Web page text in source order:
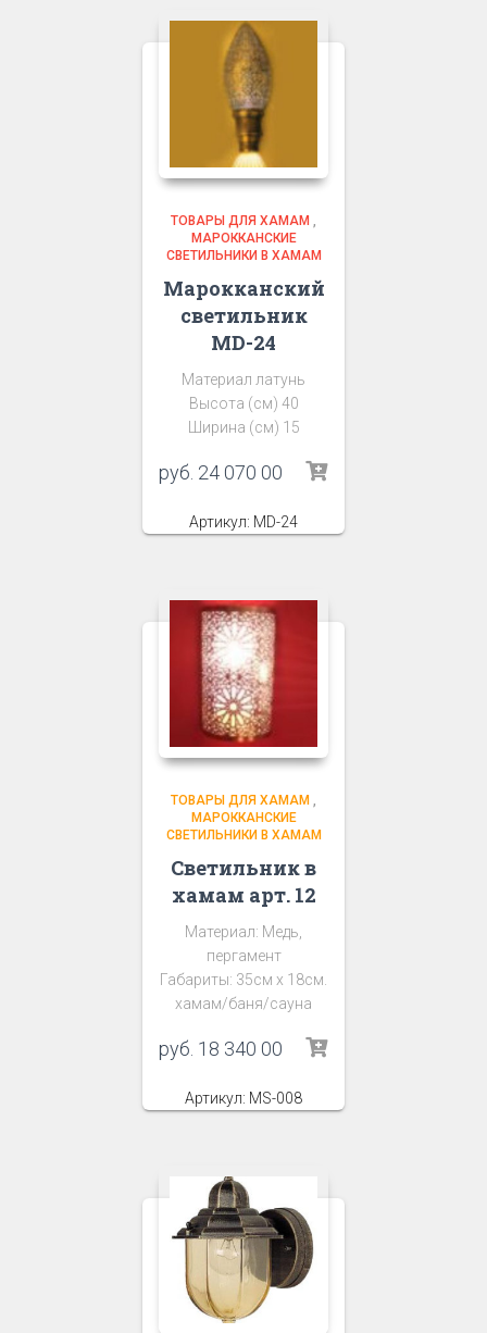
ТОВАРЫ ДЛЯ ХАМАМ ,
МАРОККАНСКИЕ
СВЕТИЛЬНИКИ В ХАМАМ
Марокканский
светильник
MD-24
Материал латунь
Высота (см) 40
Ширина (см) 15
руб. 24 070 00
Артикул: MD-24
ТОВАРЫ ДЛЯ ХАМАМ ,
МАРОККАНСКИЕ
СВЕТИЛЬНИКИ В ХАМАМ
Светильник в
хамам арт. 12
Материал: Медь,
пергамент
Габариты: 35см х 18см.
хамам/баня/сауна
руб. 18 340 00
Артикул: MS-008